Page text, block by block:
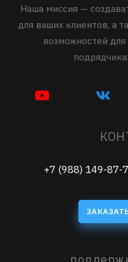
Наша миссия —
для ваших клиентов, а
возможностей
+7 (988) 149-87-